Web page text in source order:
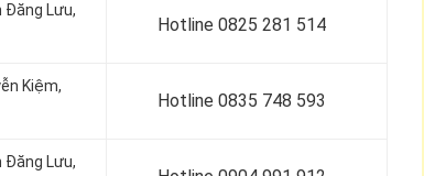
Đăng Lưu,
Hotline 0825 281 514
Kiệm,
Hotline 0835 748 593
Đăng Lưu,